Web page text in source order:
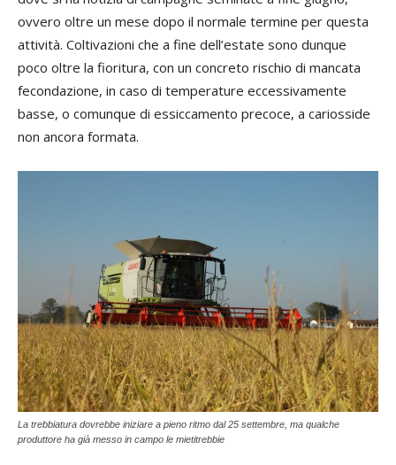
ovvero oltre un mese dopo il normale termine per questa
attività. Coltivazioni che a fine dell’estate sono dunque
poco oltre la fioritura, con un concreto rischio di mancata
fecondazione, in caso di temperature eccessivamente
basse, o comunque di essiccamento precoce, a cariosside
non ancora formata.
La trebbiatura dovrebbe iniziare a pieno ritmo dal 25 settembre, ma qualche
produttore ha già messo in campo le mietitrebbie